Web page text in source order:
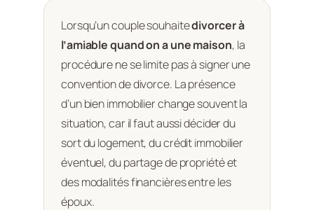
Lorsqu’un couple souhaitedivorcer à
l’amiable quand on a une maison, la
procédure ne se limite pas à signer une
convention de divorce. La présence
d’un bien immobilier change souvent la
situation, car il faut aussi décider du
sort du logement, du crédit immobilier
éventuel, du partage de propriété et
des modalités financières entre les
époux.